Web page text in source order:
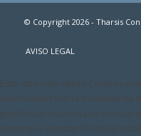
© Copyright 2026 - Tharsis
AVISO LEGAL
Este sitio web utiliza Cookies
información con la finalidad de
publicidad relacionada con sus
supone la aceptación de la